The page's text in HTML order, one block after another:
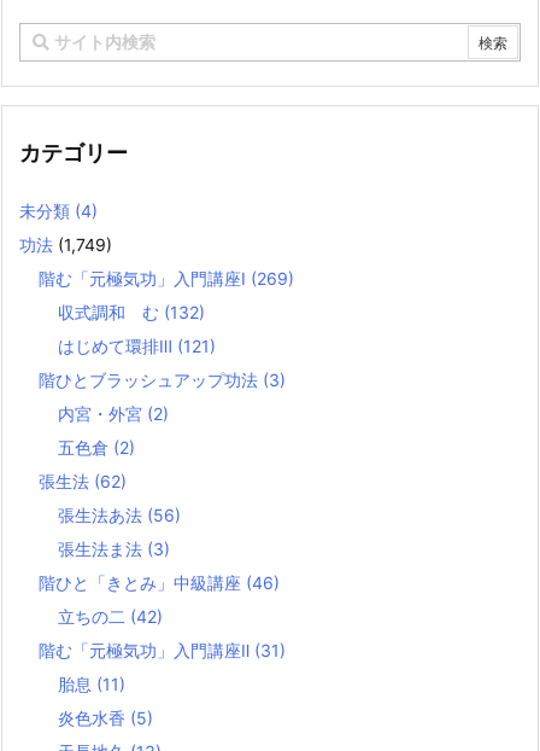
カテゴリー
未分類 (4)
功法 (1,749)
階む「元極気功」入門講座Ⅰ (269)
収式調和 む (132)
はじめて環排Ⅲ (121)
階ひとブラッシュアップ功法 (3)
内宮・外宮 (2)
五色倉 (2)
張生法 (62)
張生法あ法 (56)
張生法ま法 (3)
階ひと「きとみ」中級講座 (46)
立ちの二 (42)
階む「元極気功」入門講座Ⅱ (31)
胎息 (11)
炎色水香 (5)